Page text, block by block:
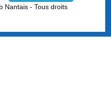
results.
Nantais - Tous droits